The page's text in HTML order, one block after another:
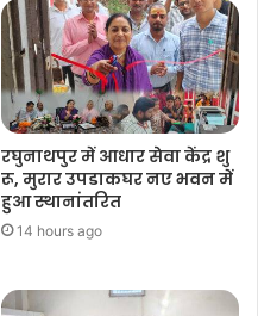
रघुनाथपुर में आधार सेवा केंद्र शु
रू, मुरार उपडाकघर नए भवन में
हुआ स्थानांतरित
14 hours ago